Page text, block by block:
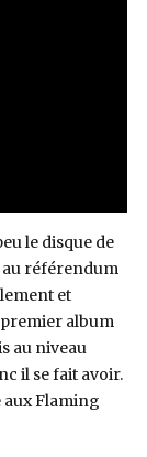
le disque de
au référendum
et
album
au niveau
il se fait avoir.
aux Flaming